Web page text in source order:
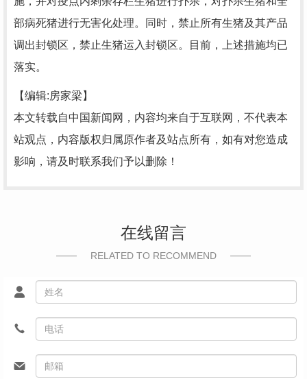
部病死猪进行无害化处理。同时，禁止所有生猪及其产品
调出封锁区，禁止生猪运入封锁区。目前，上述措施均已
落实。
【编辑:房家梁】
本文转载自中国新闻网，内容均来自于互联网，不代表本
站观点，内容版权归属原作者及站点所有，如有对您造成
影响，请及时联系我们予以删除！
在线留言
RELATED TO RECOMMEND